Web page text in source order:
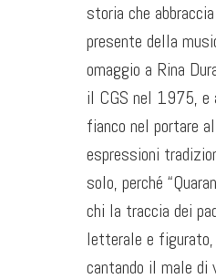
storia che
presente della
omaggio a Rina
il CGS nel 1975, e
fianco nel portare
espressioni
solo, perché
chi la traccia dei
letterale e figurato,
cantando il male di